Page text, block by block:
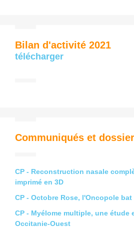
Bilan d'activité 2021
télécharger
Communiqués et
CP - Reconstruction nasale
imprimé en 3D
CP - Octobre Rose, l'Oncopole bat
CP - Myélome multiple, une étude
Occitanie-Ouest